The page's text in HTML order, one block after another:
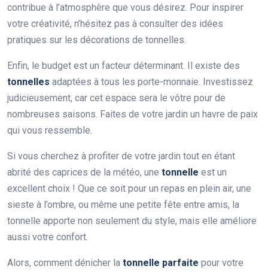
contribue à l’atmosphère que vous désirez. Pour inspirer
votre créativité, n’hésitez pas à consulter des idées
pratiques sur les décorations de tonnelles.
Enfin, le budget est un facteur déterminant. Il existe des
tonnelles adaptées à tous les porte-monnaie. Investissez
judicieusement, car cet espace sera le vôtre pour de
nombreuses saisons. Faites de votre jardin un havre de paix
qui vous ressemble.
Si vous cherchez à profiter de votre jardin tout en étant
abrité des caprices de la météo, une tonnelle est un
excellent choix ! Que ce soit pour un repas en plein air, une
sieste à l’ombre, ou même une petite fête entre amis, la
tonnelle apporte non seulement du style, mais elle améliore
aussi votre confort.
Alors, comment dénicher la tonnelle parfaite pour votre